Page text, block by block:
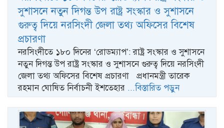
সুশাসনে নতুন দিগন্ত উপ রাষ্ট্র সংস্কার ও সুশাসনে
গুরুত্ব দিয়ে নরসিংদী জেলা তথ্য অফিসের বিশেষ
প্রচারণা
নরসিংদীতে ১৮০ দিনের ‘রোডম্যাপ’: রাষ্ট্র সংস্কার ও সুশাসনে
নতুন দিগন্ত উপ রাষ্ট্র সংস্কার ও সুশাসনে গুরুত্ব দিয়ে নরসিংদী
জেলা তথ্য অফিসের বিশেষ প্রচারণা প্রধানমন্ত্রী তারেক
রহমান ঘোষিত নির্বাচনী ইশতেহার ...বিস্তারিত পড়ুন